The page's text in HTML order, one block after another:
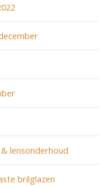
lensonderhoud
brilglazen